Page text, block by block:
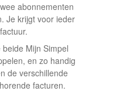
abonnementen
Je krijgt voor ieder
Mijn Simpel
en zo handig
de verschillende
facturen.